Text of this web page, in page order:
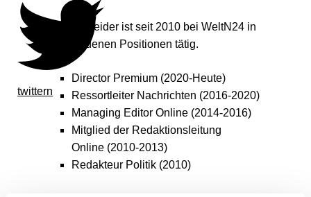
twittern
Falk Schneider ist seit 2010 bei WeltN24 in
verschiedenen Positionen tätig.
Director Premium(2020-Heute)
Ressortleiter Nachrichten (2016-2020)
Managing Editor Online(2014-2016)
Mitglied der Redaktionsleitung
Online(2010-2013)
Redakteur Politik(2010)